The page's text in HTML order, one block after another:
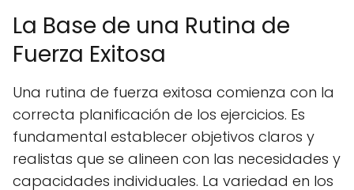
La Base de una Rutina de
Fuerza Exitosa
Una rutina de fuerza exitosa comienza con la
correcta planificación de los ejercicios. Es
fundamental establecer objetivos claros y
realistas que se alineen con las necesidades y
capacidades individuales. La variedad en los